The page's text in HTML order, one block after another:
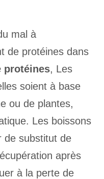
mal à
de protéines dans
protéines, Les
soient à base
ou de plantes,
Les boissons
de substitut de
après
à la perte de